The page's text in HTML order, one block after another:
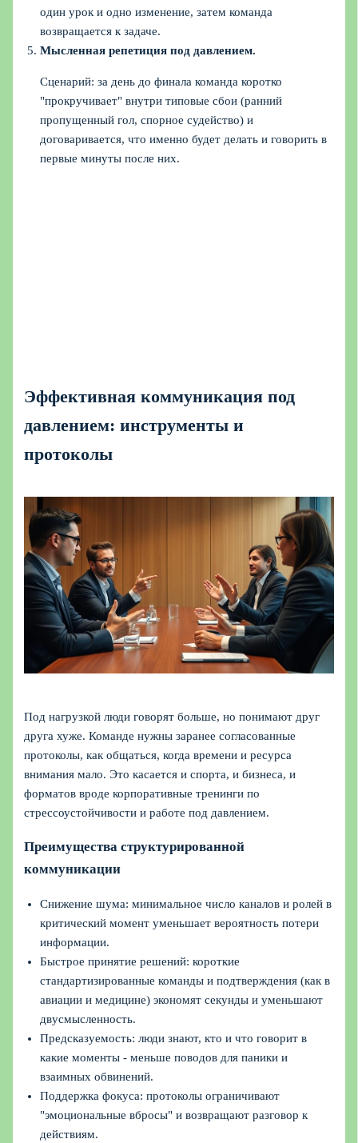
один урок и одно изменение, затем команда
возвращается к задаче.
Мысленная репетиция под давлением.
Сценарий: за день до финала команда коротко
"прокручивает" внутри типовые сбои (ранний
пропущенный гол, спорное судейство) и
договаривается, что именно будет делать и говорить в
первые минуты после них.
Эффективная коммуникация под
давлением: инструменты и
протоколы
Под нагрузкой люди говорят больше, но понимают друг
друга хуже. Команде нужны заранее согласованные
протоколы, как общаться, когда времени и ресурса
внимания мало. Это касается и спорта, и бизнеса, и
форматов вроде корпоративные тренинги по
стрессоустойчивости и работе под давлением.
Преимущества структурированной
коммуникации
Снижение шума: минимальное число каналов и ролей в
критический момент уменьшает вероятность потери
информации.
Быстрое принятие решений: короткие
стандартизированные команды и подтверждения (как в
авиации и медицине) экономят секунды и уменьшают
двусмысленность.
Предсказуемость: люди знают, кто и что говорит в
какие моменты - меньше поводов для паники и
взаимных обвинений.
Поддержка фокуса: протоколы ограничивают
"эмоциональные вбросы" и возвращают разговор к
действиям.